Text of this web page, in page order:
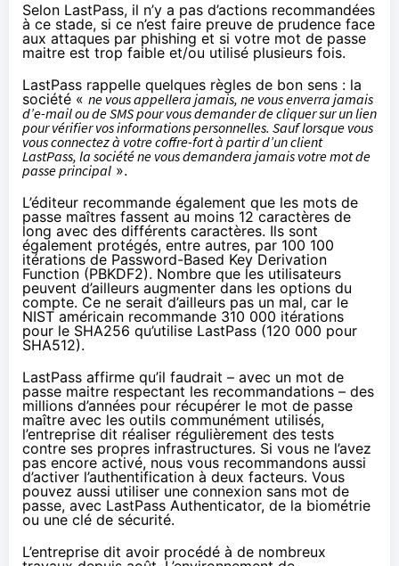
Selon LastPass, il n’y a pas d’actions recommandées
à ce stade, si ce n’est faire preuve de prudence face
aux attaques par phishing et si votre mot de passe
maitre est trop faible et/ou utilisé plusieurs fois.
LastPass rappelle quelques règles de bon sens : la
société « ne vous appellera jamais, ne vous enverra jamais
d’e-mail ou de SMS pour vous demander de cliquer sur un lien
pour vérifier vos informations personnelles. Sauf lorsque vous
vous connectez à votre coffre-fort à partir d’un client
LastPass, la société ne vous demandera jamais votre mot de
passe principal ».
L’éditeur recommande également que les mots de
passe maîtres fassent au moins 12 caractères de
long avec des différents caractères. Ils sont
également protégés, entre autres, par 100 100
itérations de Password-Based Key Derivation
Function (PBKDF2). Nombre que les utilisateurs
peuvent d’ailleurs augmenter dans les options du
compte. Ce ne serait d’ailleurs pas un mal, car le
NIST américain recommande 310 000 itérations
pour le SHA256 qu’utilise LastPass (120 000 pour
SHA512).
LastPass affirme qu’il faudrait – avec un mot de
passe maitre respectant les recommandations – des
millions d’années pour récupérer le mot de passe
maître avec les outils communément utilisés,
l’entreprise dit réaliser régulièrement des tests
contre ses propres infrastructures. Si vous ne l’avez
pas encore activé, nous vous recommandons aussi
d’activer l’authentification à deux facteurs. Vous
pouvez aussi utiliser une connexion sans mot de
passe, avec LastPass Authenticator, de la biométrie
ou une clé de sécurité.
L’entreprise dit avoir procédé à de nombreux